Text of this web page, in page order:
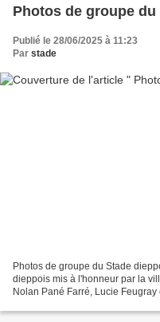
Photos de groupe
Publié le 28/06/2025 à 11:23
Par stade
Photos de groupe du Stade
dieppois mis à l'honneur par la
Nolan Pané Farré, Lucie